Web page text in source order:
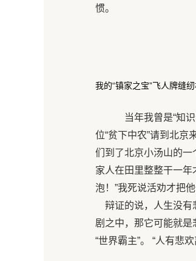
惯。
我的“镇家之宝”飞人牌缝
当年我曾是“知
位“贫下中农”请到北京
们到了北京小汤山的一
家人在田里整整干一
泡！”我死说活劝才把
辩证的说，人生没有
剧之中，那它可能就
“世界霸主”。 “人有悲